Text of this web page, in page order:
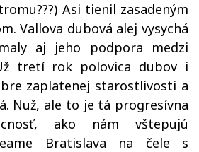
Asi tienil zasadeným
Vallova dubová alej vysychá
aj jeho podpora medzi
tretí rok polovica dubov i
zaplatenej starostlivosti a
Nuž, ale to je tá progresívna
ako nám vštepujú
Bratislava na čele s